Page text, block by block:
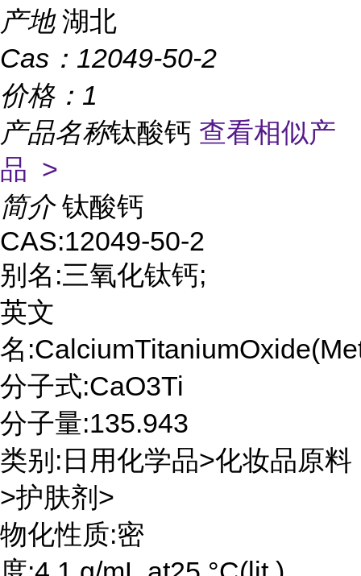
产地 湖北
Cas： 12049-50-2
价格： 1
产品名称钛酸钙 查看相似产
品 >
简介 钛酸钙
CAS:12049-50-2
别名:三氧化钛钙;
英文
名
分子式:CaO3Ti
分子量:135.943
类别:日用化学品>化妆品原料
>护肤剂>
物化性质:密